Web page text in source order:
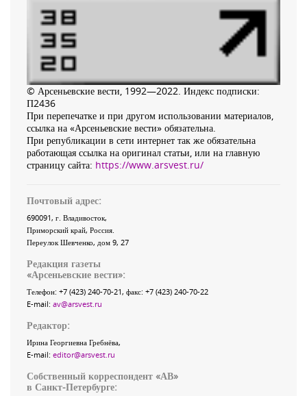
© Арсеньевские вести, 1992—2022. Индекс подписки:
П2436
При перепечатке и при другом использовании материалов,
ссылка на «Арсеньевские вести» обязательна.
При републикации в сети интернет так же обязательна
работающая ссылка на оригинал статьи, или на главную
страницу сайта: https://www.arsvest.ru/
Почтовый адрес:
690091, г. Владивосток,
Приморский край, Россия.
Переулок Шевченко, дом 9, 27
Редакция газеты
«Арсеньевские вести»:
Телефон: +7 (423) 240-70-21, факс: +7 (423) 240-70-22
E-mail: av@arsvest.ru
Редактор:
Ирина Георгиевна Гребнёва,
E-mail: editor@arsvest.ru
Собственный корреспондент «АВ»
в Санкт-Петербурге: